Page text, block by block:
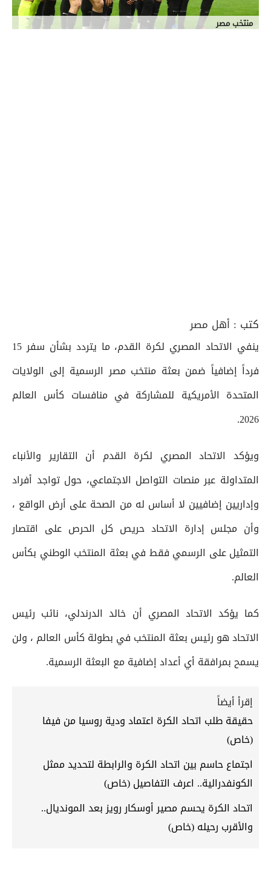
منتخب مصر
كتب : أهل مصر
ينفي الاتحاد المصري لكرة القدم، ما يتردد بشأن سفر 15
فرداً إضافياً ضمن بعثة منتخب مصر الرسمية إلى الولايات
المتحدة الأمريكية للمشاركة في منافسات كأس العالم
2026.
ويؤكد الاتحاد المصري لكرة القدم أن التقارير والأنباء
المتداولة عبر منصات التواصل الاجتماعي، حول تواجد أفراد
وإداريين إضافيين لا أساس له من الصحة على أرض الواقع ،
وأن مجلس إدارة الاتحاد حريص كل الحرص على اقتصار
التمثيل على الرسمي فقط في بعثة المنتخب الوطني بكأس
العالم.
كما يؤكد الاتحاد المصري أن خالد الدرندلي، نائب رئيس
الاتحاد هو رئيس بعثة المنتخب في بطولة كأس العالم ، ولن
يسمح بمرافقة أي أعداد إضافية مع البعثة الرسمية.
إقرأ أيضاً
حقيقة طلب اتحاد الكرة اعتماد ودية روسيا من فيفا
(خاص)
اجتماع حاسم بين اتحاد الكرة والرابطة لتحديد ممثل
الكونفدرالية.. اعرف التفاصيل (خاص)
اتحاد الكرة يحسم مصير أوسكار رويز بعد المونديال..
والأقرب رحيله (خاص)